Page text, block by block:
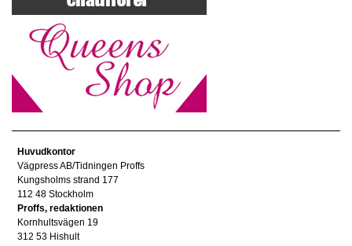
Huvudkontor
Vägpress AB/Tidningen Proffs
Kungsholms strand 177
112 48 Stockholm
Proffs, redaktionen
Kornhultsvägen 19
312 53 Hishult